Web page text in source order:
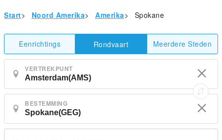
Start> Noord Amerika> Amerika> Spokane
Eenrichtings Rondvaart Meerdere Steden
VERTREKPUNT
BESTEMMING